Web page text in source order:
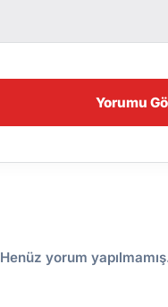
Yorumu
Henüz yorum